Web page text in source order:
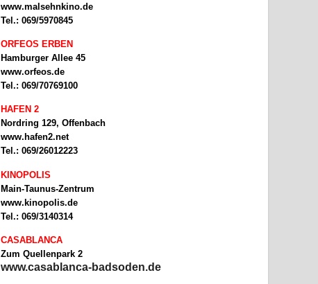
www.malsehnkino.de
Tel.: 069/5970845
ORFEOS ERBEN
Hamburger Allee 45
www.orfeos.de
Tel.: 069/70769100
HAFEN 2
Nordring 129, Offenbach
www.hafen2.net
Tel.: 069/26012223
KINOPOLIS
Main-Taunus-Zentrum
www.kinopolis.de
Tel.: 069/3140314
CASABLANCA
Zum Quellenpark 2
www.casablanca-badsoden.de